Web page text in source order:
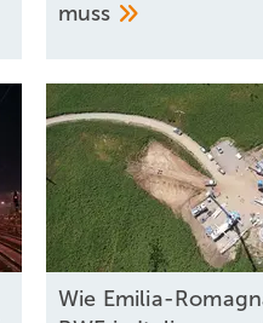
muss
Wie Emilia-